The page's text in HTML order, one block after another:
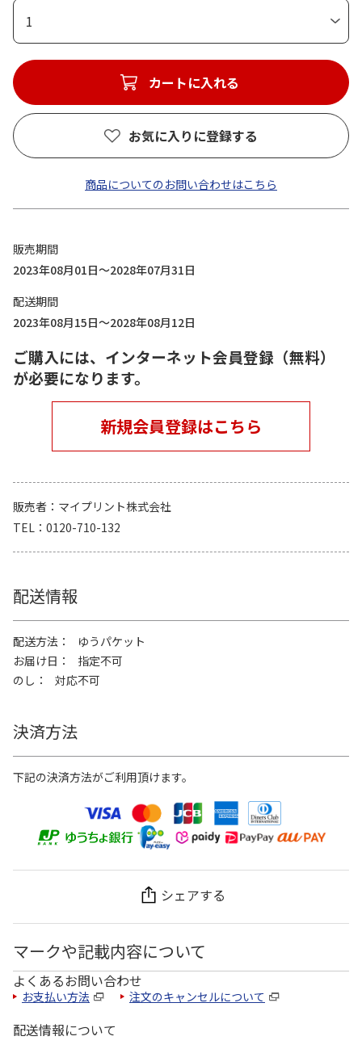
1
カートに入れる
お気に入りに登録する
商品についてのお問い合わせはこちら
販売期間
2023年08月01日～2028年07月31日
配送期間
2023年08月15日～2028年08月12日
ご購入には、インターネット会員登録（無料）
が必要になります。
新規会員登録はこちら
販売者
マイプリント株式会社
TEL
0120-710-132
配送情報
配送方法
ゆうパケット
お届け日
指定不可
のし
対応不可
決済方法
下記の決済方法がご利用頂けます。
シェアする
マークや記載内容について
よくあるお問い合わせ
お支払い方法 注文のキャンセルについて
配送情報について